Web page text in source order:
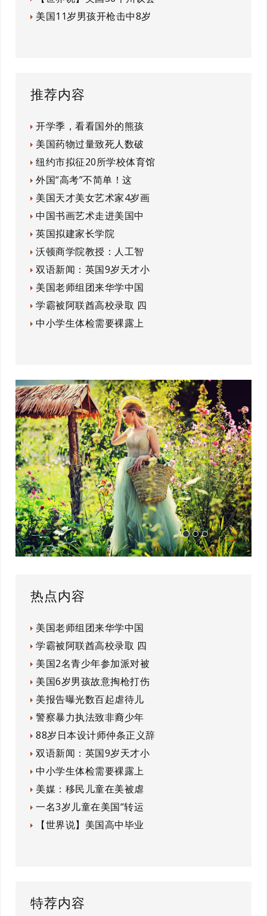
美国11岁男孩开枪击中8岁
推荐内容
开学季，看看国外的熊孩
美国药物过量致死人数破
纽约市拟征20所学校体育馆
外国“高考”不简单！这
美国天才美女艺术家4岁画
中国书画艺术走进美国中
英国拟建家长学院
沃顿商学院教授：人工智
双语新闻：英国9岁天才小
美国老师组团来华学中国
学霸被阿联酋高校录取 四
中小学生体检需要裸露上
热点内容
美国老师组团来华学中国
学霸被阿联酋高校录取 四
美国2名青少年参加派对被
美国6岁男孩故意掏枪打伤
美报告曝光数百起虐待儿
警察暴力执法致非裔少年
88岁日本设计师仲条正义辞
双语新闻：英国9岁天才小
中小学生体检需要裸露上
美媒：移民儿童在美被虐
一名3岁儿童在美国“转运
【世界说】美国高中毕业
特荐内容